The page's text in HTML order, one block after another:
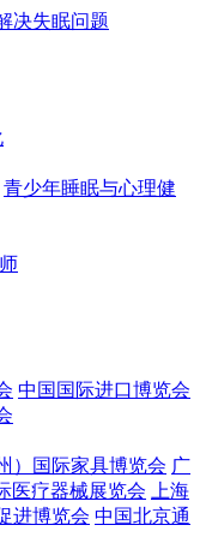
青少年睡眠与心理健
中国国际进口博览会
）国际家具博览会 广
医疗器械展览会
上海
进博览会 中国北京通